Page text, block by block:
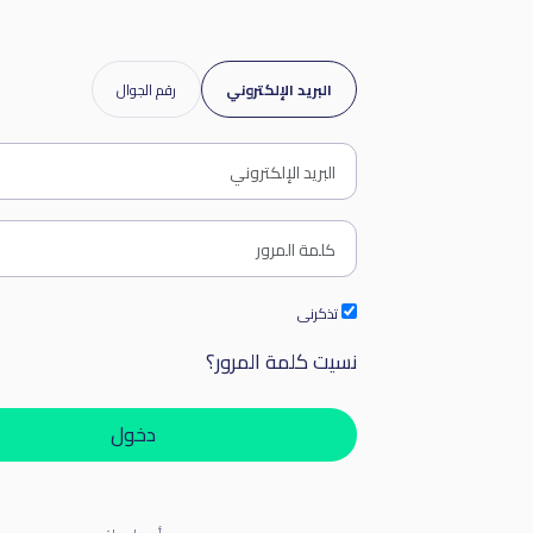
البريد الإلكتروني رقم الجوال
تذكرنى
نسيت كلمة المرور؟
دخول